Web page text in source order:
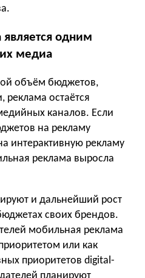
одним
медиа
объём бюджетов,
реклама остаётся
каналов. Если
на рекламу
интерактивную рекламу
реклама выросла
и дальнейший рост
своих брендов.
мобильная реклама
или как
приоритетов digital-